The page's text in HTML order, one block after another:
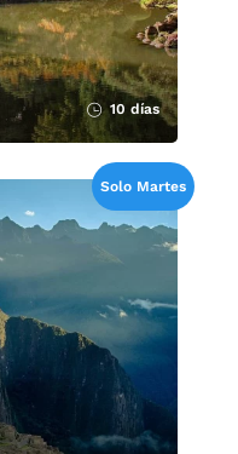
10 días
Solo Martes